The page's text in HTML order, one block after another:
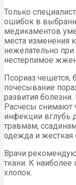
Только
ошибок в
медикаментов
места изменения
нежелательно
нестерпимое
Псориаз чешется,
почесывание
развития
Расчесы снимают
инфекции вглубь
травмам,
одежда и жесткая
Врачи
ткани. К наиболее
хлопок.